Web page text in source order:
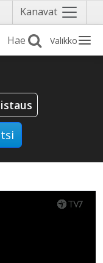
Kanavat Näytä
valikko
Valikko